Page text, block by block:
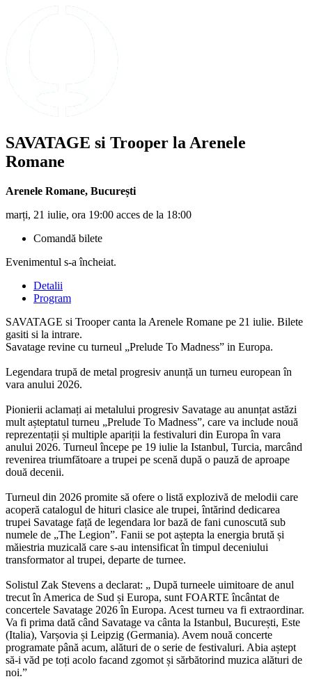
SAVATAGE si Trooper la Arenele
Romane
Arenele Romane, București
marți, 21 iulie, ora 19:00 acces de la 18:00
Comandă bilete
Evenimentul s-a încheiat.
Detalii
Program
SAVATAGE si Trooper canta la Arenele Romane pe 21 iulie. Bilete
gasiti si la intrare.
Savatage revine cu turneul „Prelude To Madness” in Europa.
Legendara trupă de metal progresiv anunță un turneu european în
vara anului 2026.
Pionierii aclamați ai metalului progresiv Savatage au anunțat astăzi
mult așteptatul turneu „Prelude To Madness”, care va include nouă
reprezentații și multiple apariții la festivaluri din Europa în vara
anului 2026. Turneul începe pe 19 iulie la Istanbul, Turcia, marcând
revenirea triumfătoare a trupei pe scenă după o pauză de aproape
două decenii.
Turneul din 2026 promite să ofere o listă explozivă de melodii care
acoperă catalogul de hituri clasice ale trupei, întărind dedicarea
trupei Savatage față de legendara lor bază de fani cunoscută sub
numele de „The Legion”. Fanii se pot aștepta la energia brută și
măiestria muzicală care s-au intensificat în timpul deceniului
transformator al trupei, departe de turnee.
Solistul Zak Stevens a declarat: „ După turneele uimitoare de anul
trecut în America de Sud și Europa, sunt FOARTE încântat de
concertele Savatage 2026 în Europa. Acest turneu va fi extraordinar.
Va fi prima dată când Savatage va cânta la Istanbul, București, Este
(Italia), Varșovia și Leipzig (Germania). Avem nouă concerte
programate până acum, alături de o serie de festivaluri. Abia aștept
să-i văd pe toți acolo facand zgomot și sărbătorind muzica alături de
noi.”